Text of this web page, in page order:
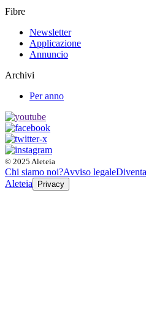
Fibre
Newsletter
Applicazione
Annuncio
Archivi
Per anno
© 2025 Aleteia
Chi siamo noi?Avviso legale
Aleteia
Privacy